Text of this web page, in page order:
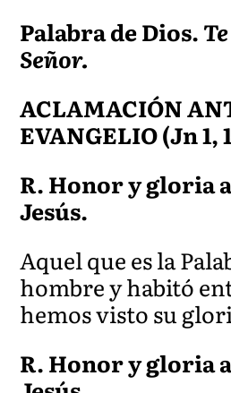
Palabra de Dios.
Señor.
ACLAMACIÓN
EVANGELIO (Jn 1,
R. Honor y gloria
Jesús.
Aquel que es la
hombre y habitó
hemos visto su
R. Honor y gloria